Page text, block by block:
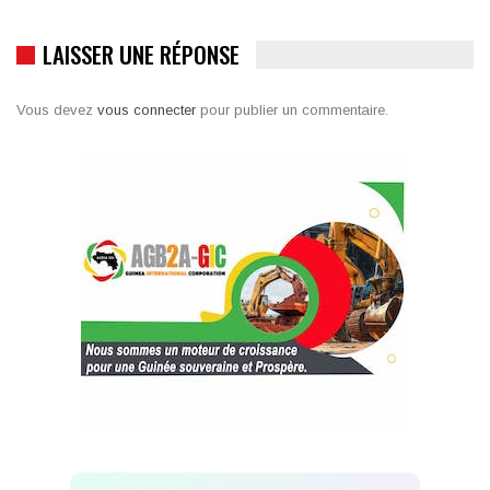
LAISSER UNE RÉPONSE
Vous devez vous connecter pour publier un commentaire.